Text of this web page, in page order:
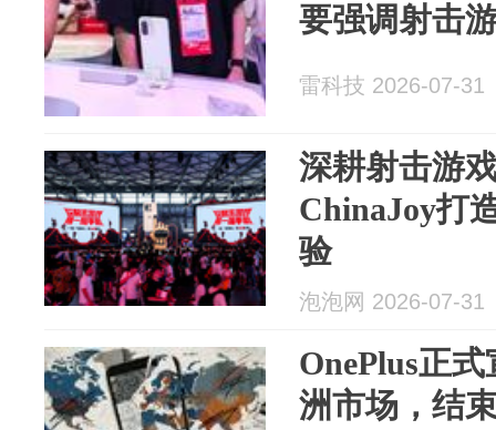
要强调射击
雷科技 2026-07-31
深耕射击游
ChinaJoy打
验
泡泡网 2026-07-31
OnePlus正
洲市场，结